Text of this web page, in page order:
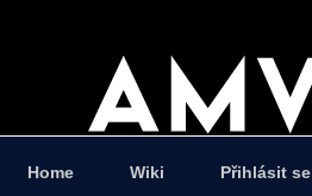
Home Wiki Přihlásit se